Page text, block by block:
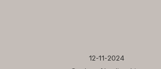
12-11-2024